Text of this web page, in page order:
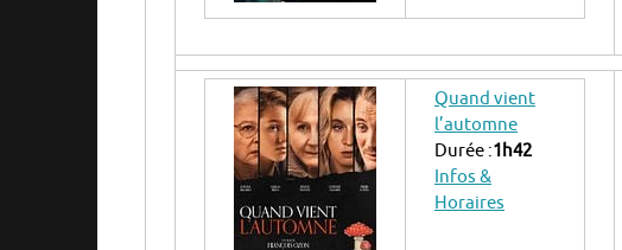
Quand vient
l’automne
Durée :1h42
Infos &
Horaires